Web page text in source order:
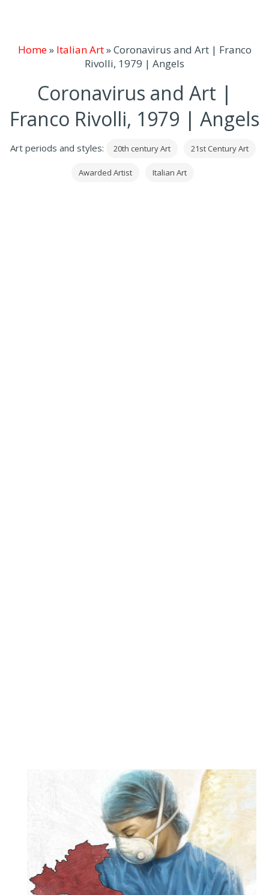
Home» Italian Art»Coronavirus and Art | Franco
Rivolli, 1979 | Angels
Coronavirus and Art |
Franco Rivolli, 1979 | Angels
Art periods and styles: 20th century Art 21st Century Art
Awarded Artist Italian Art